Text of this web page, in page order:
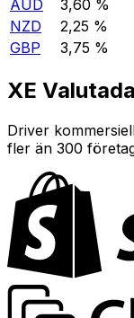
AUD
3,60 %
NZD
2,25 %
GBP
3,75 %
XE
Driver
fler än 300